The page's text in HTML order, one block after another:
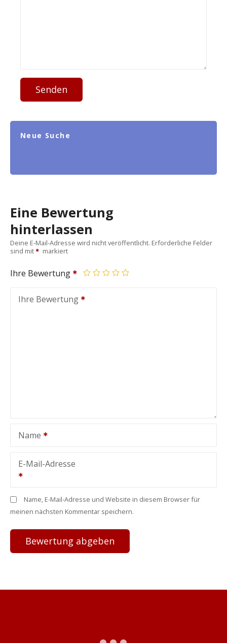
Senden
Neue Suche
Eine Bewertung
hinterlassen
Deine E-Mail-Adresse wird nicht veröffentlicht. Erforderliche Felder
sind mit
markiert
Ihre Bewertung
Ihre Bewertung
Name
E-Mail-Adresse
Name, E-Mail-Adresse und Website in diesem Browser für
meinen nächsten Kommentar speichern.